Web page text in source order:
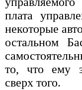
плата
некоторые
остальном
то, что ему
сверх того.